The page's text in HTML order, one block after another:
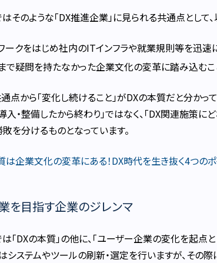
そのような「DX推進企業」に見られる共通点として
ークをはじめ社内のITインフラや就業規則等を迅
で疑問を持たなかった企業文化の変革に踏み込むこ
点から「変化し続けること」がDXの本質だと分かっ
・整備したから終わり」ではなく、「DX関連施策
を分けるものとなっています。
は企業文化の変革にある！DX時代を生き抜く4つのポ
を目指す企業のジレンマ
「DXの本質」の他に、「ユーザー企業の変化を起点
システムやツールの刷新・選定を行いますが、その